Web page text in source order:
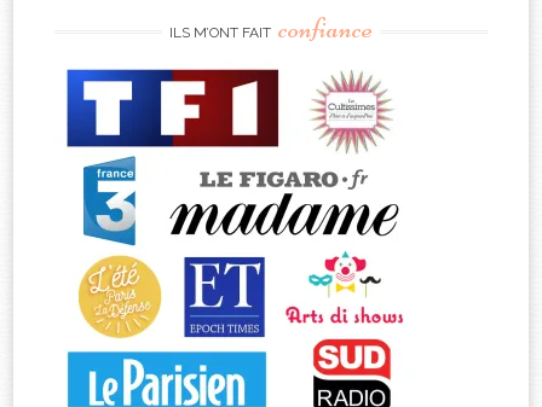
ILS M’ONT FAIT confiance